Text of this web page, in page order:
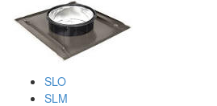
SLO
SLM